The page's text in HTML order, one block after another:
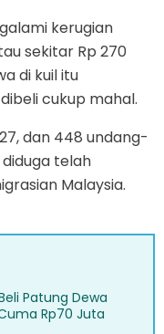
kerugian
sekitar Rp 270
di kuil itu
cukup mahal.
dan 448 undang-
diduga telah
Malaysia.
Patung Dewa
Rp70 Juta